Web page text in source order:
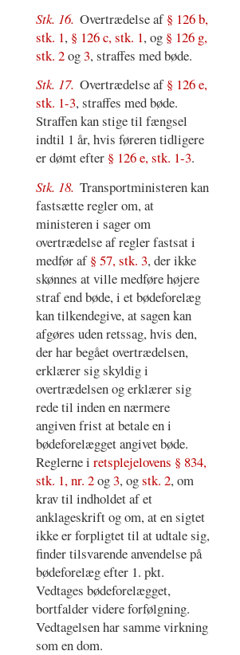
Stk. 16. Overtrædelse af§ 126 b,
stk. 1, § 126 c, stk. 1, og § 126 g,
stk. 2og3, straffes med bøde.
Stk. 17. Overtrædelse af§ 126 e,
stk. 1-3, straffes med bøde.
Straffen kan stige til fængsel
indtil 1 år, hvis føreren tidligere
er dømt efter § 126 e, stk. 1-3.
Stk. 18. Transportministeren kan
fastsætte regler om, at
ministeren i sager om
overtrædelse af regler fastsat i
medfør af§ 57, stk. 3, der ikke
skønnes at ville medføre højere
straf end bøde, i et bødeforelæg
kan tilkendegive, at sagen kan
afgøres uden retssag, hvis den,
der har begået overtrædelsen,
erklærer sig skyldig i
overtrædelsen og erklærer sig
rede til inden en nærmere
angiven frist at betale en i
bødeforelægget angivet bøde.
Reglerne i retsplejelovens § 834,
stk. 1, nr. 2og3, ogstk. 2, om
krav til indholdet af et
anklageskrift og om, at en sigtet
ikke er forpligtet til at udtale sig,
finder tilsvarende anvendelse på
bødeforelæg efter 1. pkt.
Vedtages bødeforelægget,
bortfalder videre forfølgning.
Vedtagelsen har samme virkning
som en dom.